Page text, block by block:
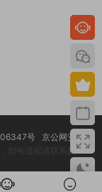
号
京公网安备
如有侵权请联系删除